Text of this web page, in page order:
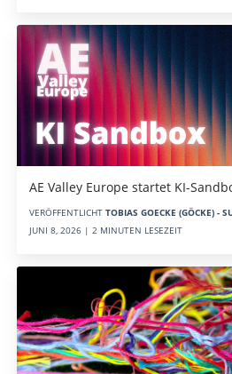
AE Valley Europe startet KI-
VERÖFFENTLICHT TOBIAS GOECKE (GÖCKE) -
JUNI 8, 2026 | 2 MINUTEN LESEZEIT